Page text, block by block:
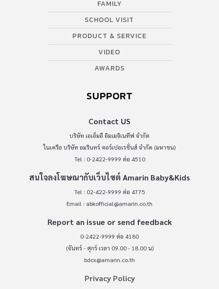
FAMILY
SCHOOL VISIT
PRODUCT & SERVICE
VIDEO
AWARDS
SUPPORT
Contact US
บริษัท เอเอ็มอี อิมเมจิเนทีฟ จำกัด
ในเครือ บริษัท อมรินทร์ คอร์เปอเรชั่นส์ จำกัด (มหาชน)
Tel : 0-2422-9999 ต่อ 4510
สนใจลงโฆษณากับเว็บไซต์ Amarin Baby&Kids
Tel : 02-422-9999 ต่อ 4775
Email : abkofficial@amarin.co.th
Report an issue or send feedback
0-2422-9999 ต่อ 4180
(จันทร์ - ศุกร์ เวลา 09.00 - 18.00 น)
bdcx@amarin.co.th
Privacy Policy